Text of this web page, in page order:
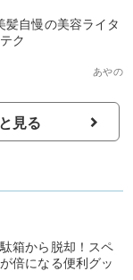
髪自慢の美容ライタ
ク
あやの
見る
箱から脱却！スペ
倍になる便利グッ